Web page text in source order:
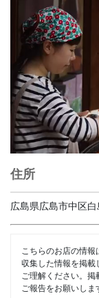
住所
広島県広島市中区
こちらのお店の情
収集した情報を掲載
ご理解ください。
ご報告をお願いしま